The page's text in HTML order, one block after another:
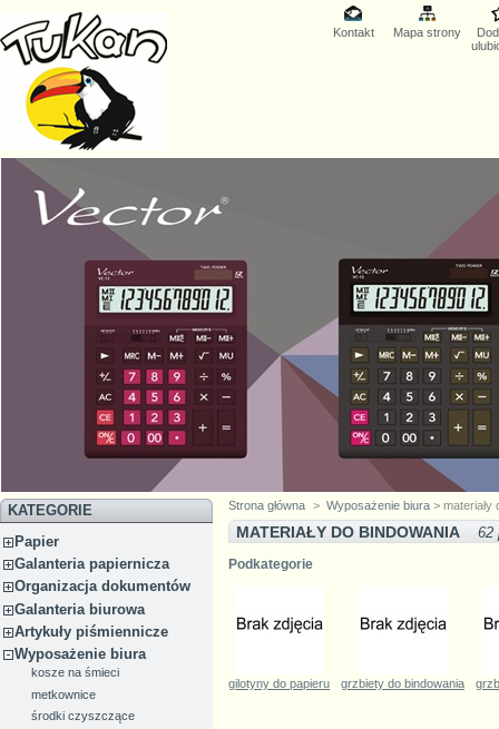
Kontakt Mapa strony
KATEGORIE
Papier
Galanteria papiernicza
Organizacja dokumentów
Galanteria biurowa
Artykuły piśmiennicze
Wyposażenie biura
kosze na śmieci
metkownice
środki czyszczące
Strona główna > Wyposażenie biura > materiały
MATERIAŁY DO BINDOWANIA 62
Podkategorie
gilotyny do papieru grzbiety do bindowania